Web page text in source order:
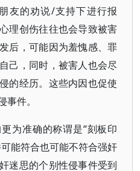
友的劝说/支持下进行报
理创伤往往也会导致被害
后，可能因为羞愧感、罪
己，同时，被害人也会尽
的经历。这些内因也促使
件。
为准确的称谓是“刻板印
能符合也可能不符合强奸
迷思的个别性侵事件受到